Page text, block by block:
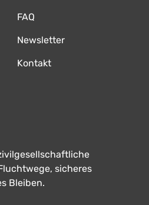
FAQ
Newsletter
Kontakt
sicheres
Bleiben.